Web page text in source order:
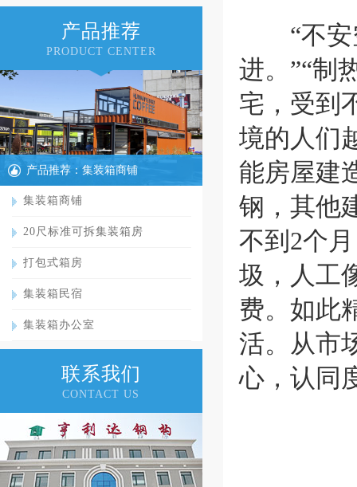
产品推荐
PRODUCT CENTER
产品推荐：集装箱商铺
集装箱商铺
20尺标准可拆集装箱房
打包式箱房
集装箱民宿
集装箱办公室
联系我们
CONTACT US
“不安空
进。”“制
宅，受到
境的人们
能房屋建
钢，其他
不到2个
圾，人工
费。如此
活。从市
心，认同